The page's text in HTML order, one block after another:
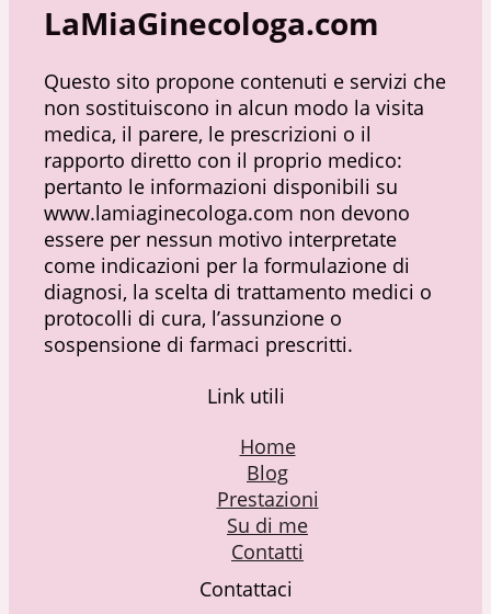
LaMiaGinecologa.com
Questo sito propone contenuti e servizi che
non sostituiscono in alcun modo la visita
medica, il parere, le prescrizioni o il
rapporto diretto con il proprio medico:
pertanto le informazioni disponibili su
www.lamiaginecologa.com non devono
essere per nessun motivo interpretate
come indicazioni per la formulazione di
diagnosi, la scelta di trattamento medici o
protocolli di cura, l’assunzione o
sospensione di farmaci prescritti.
Link utili
Home
Blog
Prestazioni
Su di me
Contatti
Contattaci